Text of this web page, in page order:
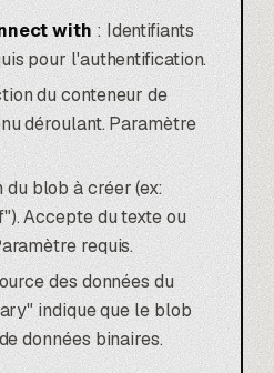
with: Identifiants
pour l'authentification.
du conteneur de
déroulant. Paramètre
blob à créer (ex:
Accepte du texte ou
requis.
des données du
indique que le blob
données binaires.